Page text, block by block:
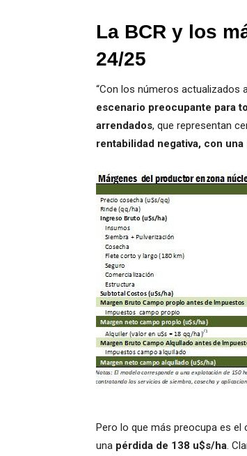
La BCR y los
24/25
“Con los números actualizados
escenario preocupante para
arrendados, que representan
rentabilidad negativa, con
Pero lo que más preocupa es el
una pérdida de 138 u$s/ha.